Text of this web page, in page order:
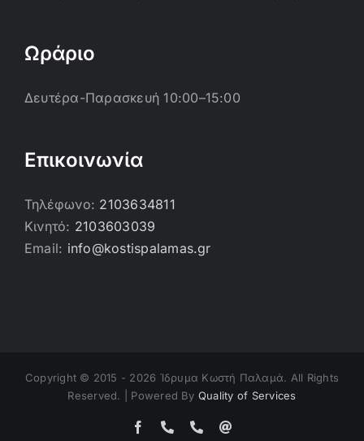
Ωράριο
Δευτέρα-Παρασκευή 10:00–15:00
Επικοινωνία
Τηλέφωνο: 2103634811
Κινητό: 2103603039
Email: info@kostispalamas.gr
Copyright © 2015 - 2026 Ίδρυμα Κωστή Παλαμά. All Rights
Reserved. | Powered By Quality of Services
FacebookΤηλέφωνο
Τηλέφωνο